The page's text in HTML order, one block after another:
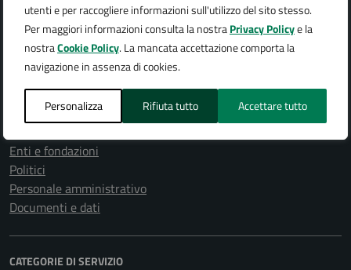
utenti e per raccogliere informazioni sull'utilizzo del sito stesso.
Per maggiori informazioni consulta la nostraPrivacy Policye la
nostraCookie Policy. La mancata accettazione comporta la
navigazione in assenza di cookies.
Personalizza Rifiuta tutto Accettare tutto
AMMINISTRAZIONE
Organi di governo
Aree amministrative
Enti e fondazioni
Politici
Personale amministrativo
Documenti e dati
CATEGORIE DI SERVIZIO